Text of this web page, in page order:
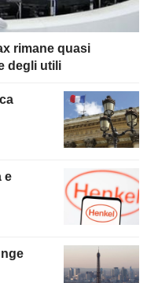
rimane quasi
degli utili
e